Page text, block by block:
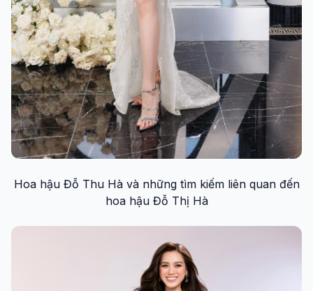
Hoa hậu Đỗ Thu Hà và những tìm kiếm liên quan đến
hoa hậu Đỗ Thị Hà